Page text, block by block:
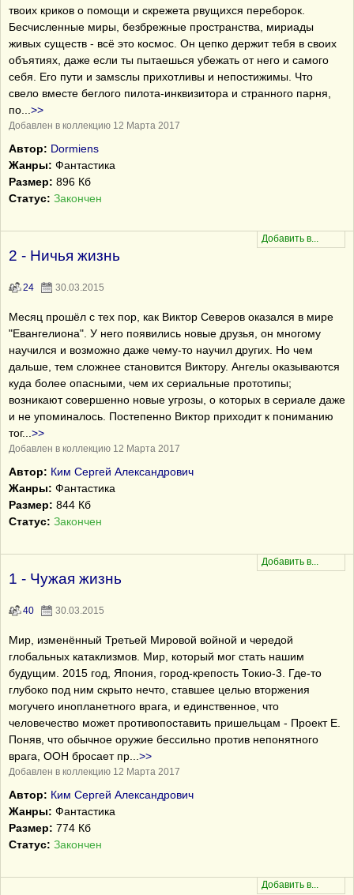
твоих криков о помощи и скрежета рвущихся переборок.
Бесчисленные миры, безбрежные пространства, мириады
живых существ - всё это космос. Он цепко держит тебя в своих
объятиях, даже если ты пытаешься убежать от него и самого
себя. Его пути и замsслы прихотливы и непостижимы. Что
свело вместе беглого пилота-инквизитора и странного парня,
по
>>
Добавлен в коллекцию 12 Марта 2017
Автор: Dormiens
Жанры: Фантастика
Размер: 896 Кб
Статус: Закончен
2 - Ничья жизнь
24 30.03.2015
Месяц прошёл с тех пор, как Виктор Северов оказался в мире
"Евангелиона". У него появились новые друзья, он многому
научился и возможно даже чему-то научил других. Но чем
дальше, тем сложнее становится Виктору. Ангелы оказываются
куда более опасными, чем их сериальные прототипы;
возникают совершенно новые угрозы, о которых в сериале даже
и не упоминалось. Постепенно Виктор приходит к пониманию
тог... >>
Добавлен в коллекцию 12 Марта 2017
Автор: Ким Сергей Александрович
Жанры: Фантастика
Размер: 844 Кб
Статус: Закончен
1 - Чужая жизнь
40 30.03.2015
Мир, изменённый Третьей Мировой войной и чередой
глобальных катаклизмов. Мир, который мог стать нашим
будущим. 2015 год, Япония, город-крепость Токио-3. Где-то
глубоко под ним скрыто нечто, ставшее целью вторжения
могучего инопланетного врага, и единственное, что
человечество может противопоставить пришельцам - Проект Е.
Поняв, что обычное оружие бессильно против непонятного
врага, ООН бросает пр
>>
Добавлен в коллекцию 12 Марта 2017
Автор: Ким Сергей Александрович
Жанры: Фантастика
Размер: 774 Кб
Статус: Закончен